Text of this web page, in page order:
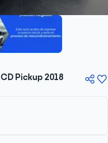
CD Pickup 2018